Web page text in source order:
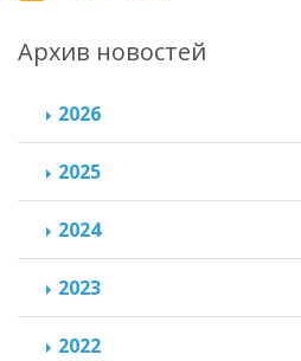
Архив новостей
2026
2025
2024
2023
2022